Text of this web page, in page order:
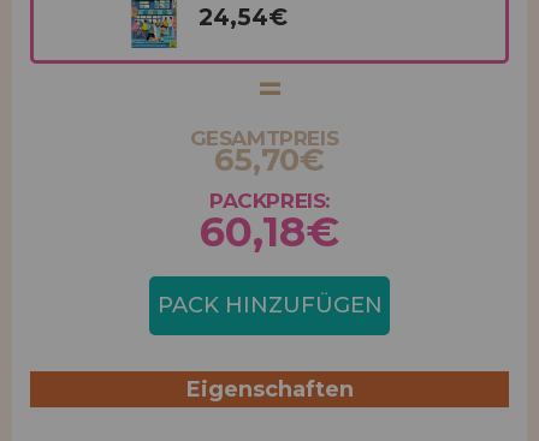
24,54€
GESAMTPREIS
65,70€
PACKPREIS:
60,18€
PACK HINZUFÜGEN
Eigenschaften